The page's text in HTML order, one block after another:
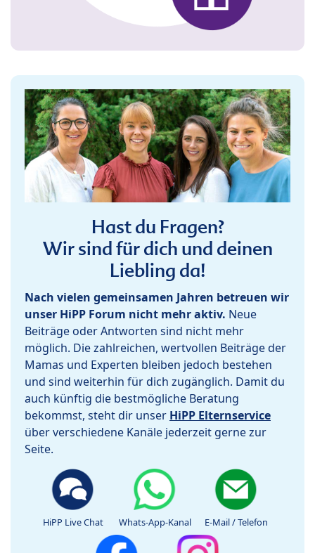
Hast du Fragen?
Wir sind für dich und deinen
Liebling da!
Nach vielen gemeinsamen Jahren betreuen wir
unser HiPP Forum nicht mehr aktiv. Neue
Beiträge oder Antworten sind nicht mehr
möglich. Die zahlreichen, wertvollen Beiträge der
Mamas und Experten bleiben jedoch bestehen
und sind weiterhin für dich zugänglich. Damit du
auch künftig die bestmögliche Beratung
bekommst, steht dir unser HiPP Elternservice
über verschiedene Kanäle jederzeit gerne zur
Seite.
HiPP Live Chat Whats-App-Kanal E-Mail / Telefon